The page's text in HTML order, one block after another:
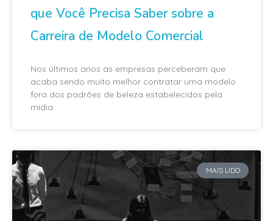
que Você Precisa Saber sobre a
Carreira de Modelo Comercial
Nos últimos anos as empresas perceberam que
acaba sendo muito melhor contratar uma modelo
fora dos padrões de beleza estabelecidos pela
mídia
MAIS LIDO